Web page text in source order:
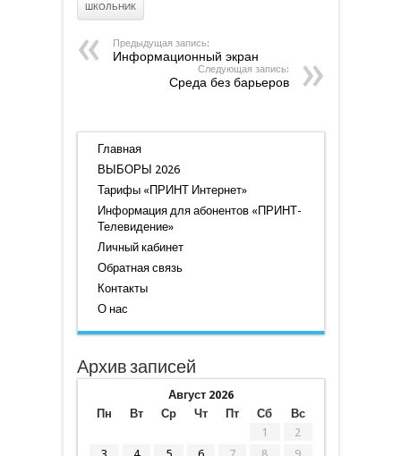
ШКОЛЬНИК
Предыдущая запись:
Информационный экран
Следующая запись:
Среда без барьеров
Главная
ВЫБОРЫ 2026
Тарифы «ПРИНТ Интернет»
Информация для абонентов «ПРИНТ-
Телевидение»
Личный кабинет
Обратная связь
Контакты
О нас
Архив записей
Август 2026
Пн
Вт Ср Чт Пт Сб
Вс
1
2